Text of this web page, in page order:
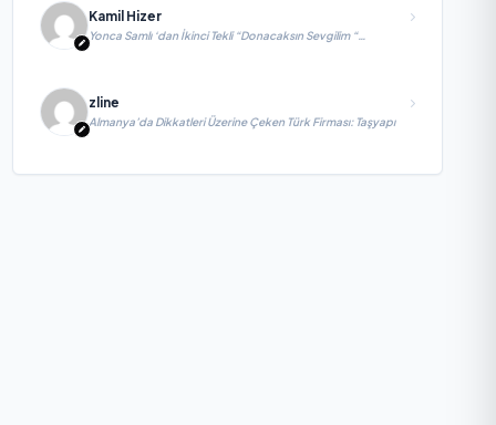
Kamil Hizer
Yonca Samlı ‘dan İkinci Tekli “Donacaksın Sevgilim “
yayımlandı
zline
Almanya’da Dikkatleri Üzerine Çeken Türk Firması: Taşyapı